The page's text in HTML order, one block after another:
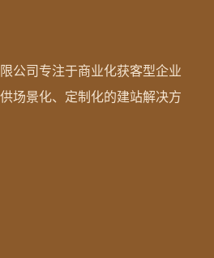
公司专注于商业化获客型企业
场景化、定制化的建站解决方